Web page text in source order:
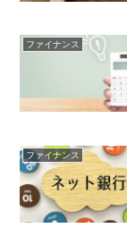
ファイナンス
ファイナンス